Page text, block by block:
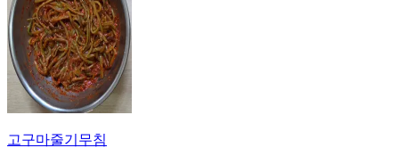
고구마줄기무침